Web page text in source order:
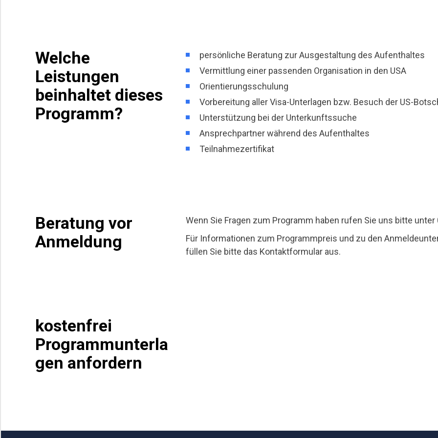
Welche
Leistungen
beinhaltet dieses
Programm?
persönliche Beratung zur Ausgestaltung des Aufenthaltes
Vermittlung einer passenden Organisation in den USA
Orientierungsschulung
Vorbereitung aller Visa-Unterlagen bzw. Besuch der US-
Unterstützung bei der Unterkunftssuche
Ansprechpartner während des Aufenthaltes
Teilnahmezertifikat
Beratung vor
Anmeldung
Wenn Sie Fragen zum Programm haben rufen Sie uns bitte unter
Für Informationen zum Programmpreis und zu den
füllen Sie bitte das Kontaktformular aus.
kostenfrei
Programmunterla
gen anfordern